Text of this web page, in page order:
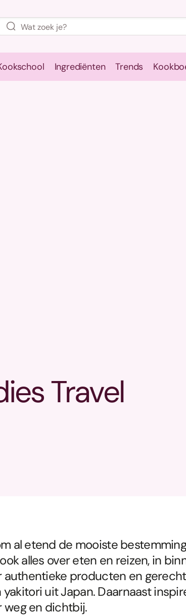
Ingrediënten Trends
Travel
al etend de mooiste
alles over eten en reizen, in
authentieke producten en
yakitori uit Japan. Daarnaast
weg en dichtbij.